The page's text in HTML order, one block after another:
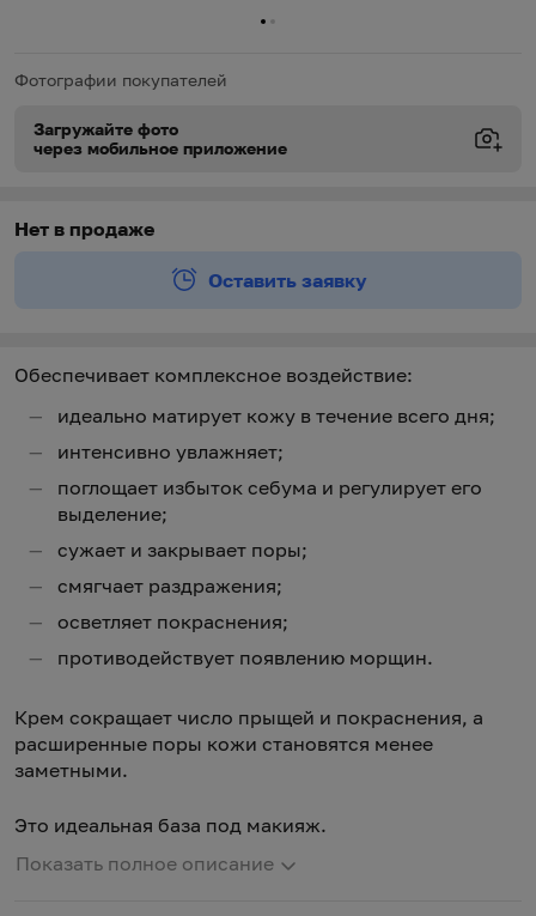
01
Фотографии покупателей
Загружайте фото
через мобильное приложение
Нет в продаже
Оставить заявку
Обеспечивает комплексное воздействие:
идеально матирует кожу в течение всего дня;
интенсивно увлажняет;
поглощает избыток себума и регулирует его
выделение;
сужает и закрывает поры;
смягчает раздражения;
осветляет покраснения;
противодействует появлению морщин.
Крем сокращает число прыщей и покраснения, а
расширенные поры кожи становятся менее
заметными.
Это идеальная база под макияж.
Показать полное описание